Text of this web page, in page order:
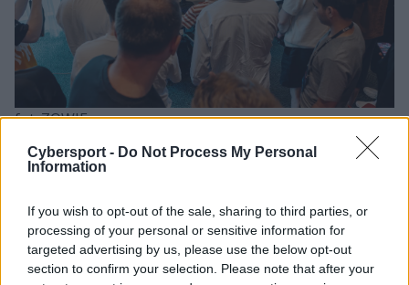
Cybersport - Do Not Process My Personal
Information
If you wish to opt-out of the sale, sharing to third parties, or
processing of your personal or sensitive information for
targeted advertising by us, please use the below opt-out
section to confirm your selection. Please note that after your
fot. ZOWIE